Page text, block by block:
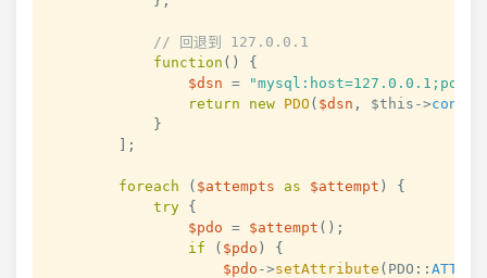
// 回退到 127.0.0.1
function ( )
{
$dsn = "mysql:host=127.0.0.1;port=
return
new PDO ( $dsn , $this ->config
}
;
foreach ( $attempts as $attempt )
{
try {
$pdo = $attempt ( ) ;
if
( $pdo )
{
$pdo ->setAttribute ( PDO ::